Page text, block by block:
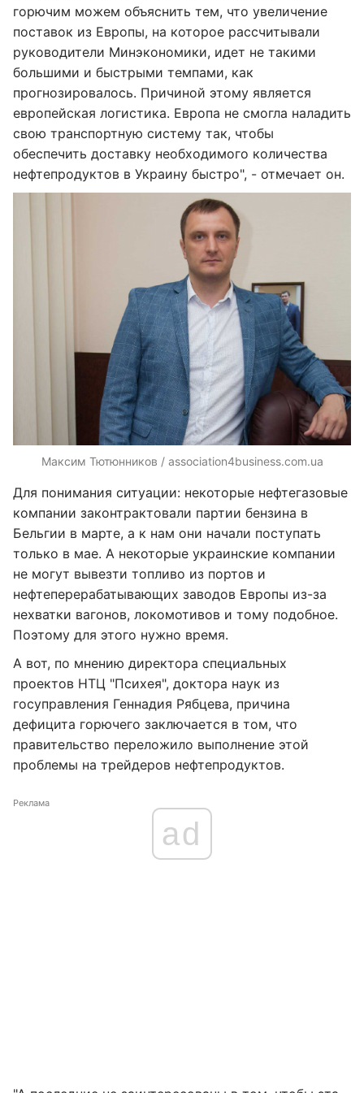
горючим можем объяснить тем, что увеличение
поставок из Европы, на которое рассчитывали
руководители Минэкономики, идет не такими
большими и быстрыми темпами, как
прогнозировалось. Причиной этому является
европейская логистика. Европа не смогла наладить
свою транспортную систему так, чтобы
обеспечить доставку необходимого количества
нефтепродуктов в Украину быстро", - отмечает он.
Максим Тютюнников / association4business.com.ua
Для понимания ситуации: некоторые нефтегазовые
компании законтрактовали партии бензина в
Бельгии в марте, а к нам они начали поступать
только в мае. А некоторые украинские компании
не могут вывезти топливо из портов и
нефтеперерабатывающих заводов Европы из-за
нехватки вагонов, локомотивов и тому подобное.
Поэтому для этого нужно время.
А вот, по мнению директора специальных
проектов НТЦ "Психея", доктора наук из
госуправления Геннадия Рябцева, причина
дефицита горючего заключается в том, что
правительство переложило выполнение этой
проблемы на трейдеров нефтепродуктов.
Реклама
ad